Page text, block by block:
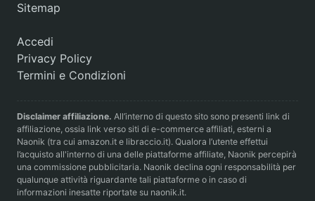
Sitemap
Accedi
Privacy Policy
Termini e Condizioni